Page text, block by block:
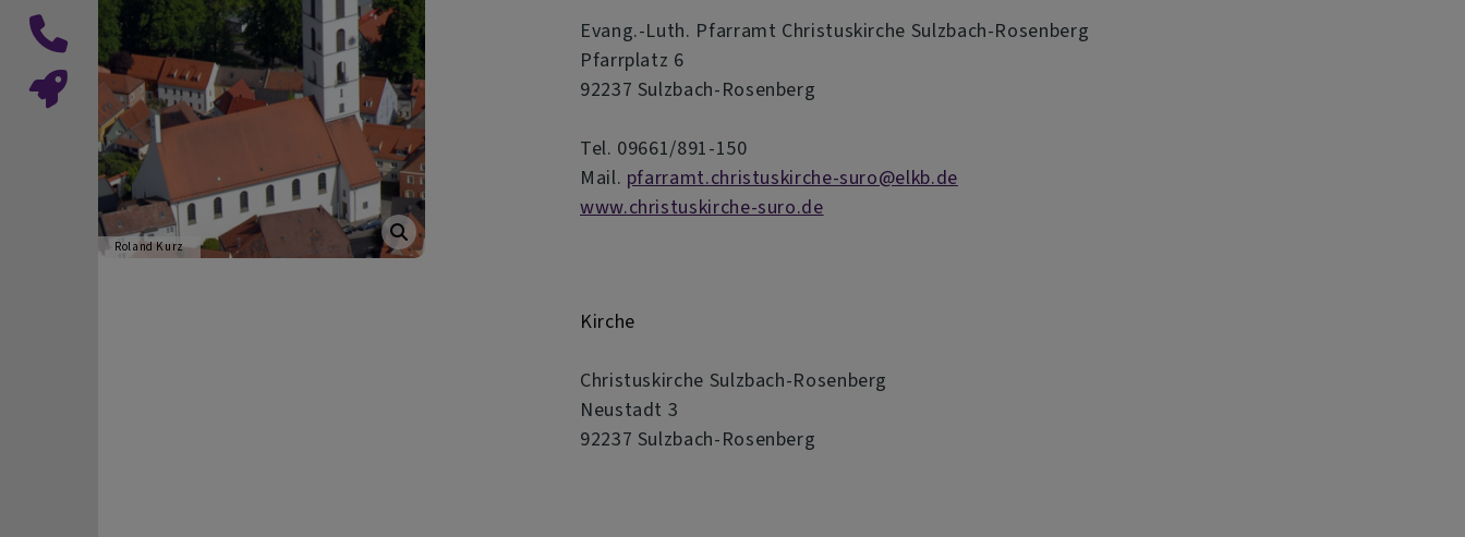
Roland Kurz
Evang.-Luth. Pfarramt Christuskirche Sulzbach-Rosenberg
Pfarrplatz 6
92237 Sulzbach-Rosenberg
Tel. 09661/891-150
Mail. pfarramt.christuskirche-suro@elkb.de
www.christuskirche-suro.de
Kirche
Christuskirche Sulzbach-Rosenberg
Neustadt 3
92237 Sulzbach-Rosenberg